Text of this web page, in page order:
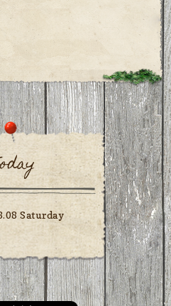
Saturday